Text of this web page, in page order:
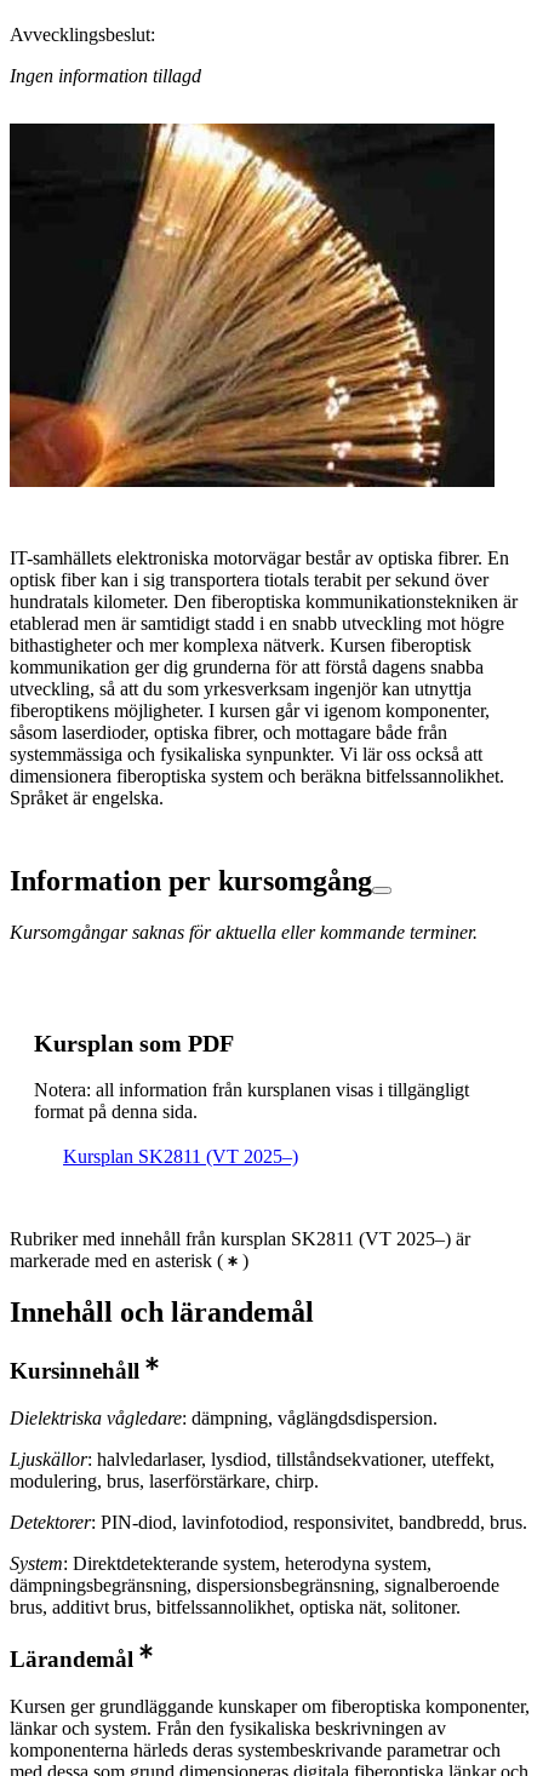
Avvecklingsbeslut:
Ingen information tillagd
IT-samhällets elektroniska motorvägar består av optiska fibrer. En
optisk fiber kan i sig transportera tiotals terabit per sekund över
hundratals kilometer. Den fiberoptiska kommunikationstekniken är
etablerad men är samtidigt stadd i en snabb utveckling mot högre
bithastigheter och mer komplexa nätverk. Kursen fiberoptisk
kommunikation ger dig grunderna för att förstå dagens snabba
utveckling, så att du som yrkesverksam ingenjör kan utnyttja
fiberoptikens möjligheter. I kursen går vi igenom komponenter,
såsom laserdioder, optiska fibrer, och mottagare både från
systemmässiga och fysikaliska synpunkter. Vi lär oss också att
dimensionera fiberoptiska system och beräkna bitfelssannolikhet.
Språket är engelska.
Information per kursomgång
Kursomgångar saknas för aktuella eller kommande terminer.
Kursplan som PDF
Notera: all information från kursplanen visas i tillgängligt
format på denna sida.
Kursplan SK2811 (VT 2025–)
Rubriker med innehåll från kursplan SK2811 (VT 2025–) är
markerade med en asterisk ( )
Innehåll och lärandemål
Kursinnehåll
Dielektriska vågledare: dämpning, våglängdsdispersion.
Ljuskällor: halvledarlaser, lysdiod, tillståndsekvationer, uteffekt,
modulering, brus, laserförstärkare, chirp.
Detektorer: PIN-diod, lavinfotodiod, responsivitet, bandbredd, brus.
System: Direktdetekterande system, heterodyna system,
dämpningsbegränsning, dispersionsbegränsning, signalberoende
brus, additivt brus, bitfelssannolikhet, optiska nät, solitoner.
Lärandemål
Kursen ger grundläggande kunskaper om fiberoptiska komponenter,
länkar och system. Från den fysikaliska beskrivningen av
komponenterna härleds deras systembeskrivande parametrar och
med dessa som grund dimensioneras digitala fiberoptiska länkar och